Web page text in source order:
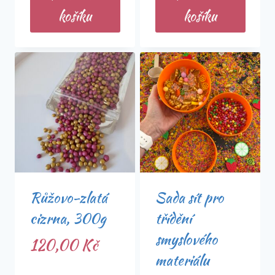
košíku
košíku
Růžovo-zlatá
cizrna, 300g
120,00Kč
Sada sít pro
třídění
smyslového
materiálu